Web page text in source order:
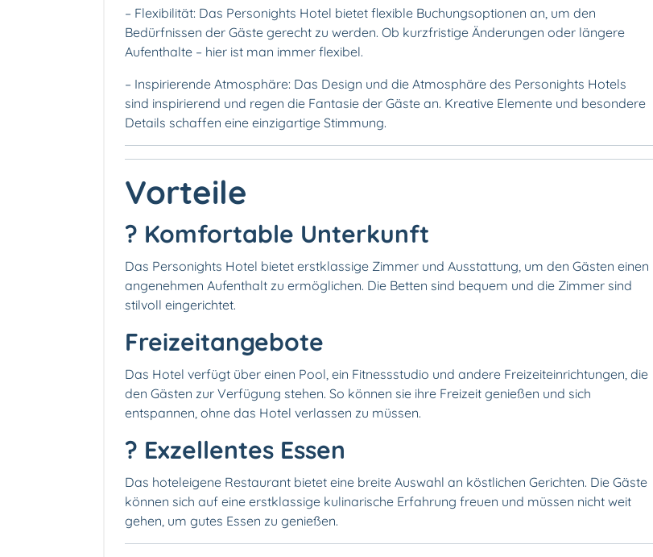
– Flexibilität: Das Personights Hotel bietet flexible Buchungsoptionen an, um den
Bedürfnissen der Gäste gerecht zu werden. Ob kurzfristige Änderungen oder längere
Aufenthalte – hier ist man immer flexibel.
– Inspirierende Atmosphäre: Das Design und die Atmosphäre des Personights Hotels
sind inspirierend und regen die Fantasie der Gäste an. Kreative Elemente und besondere
Details schaffen eine einzigartige Stimmung.
Vorteile
? Komfortable Unterkunft
Das Personights Hotel bietet erstklassige Zimmer und Ausstattung, um den Gästen einen
angenehmen Aufenthalt zu ermöglichen. Die Betten sind bequem und die Zimmer sind
stilvoll eingerichtet.
Freizeitangebote
Das Hotel verfügt über einen Pool, ein Fitnessstudio und andere Freizeiteinrichtungen, die
den Gästen zur Verfügung stehen. So können sie ihre Freizeit genießen und sich
entspannen, ohne das Hotel verlassen zu müssen.
? Exzellentes Essen
Das hoteleigene Restaurant bietet eine breite Auswahl an köstlichen Gerichten. Die Gäste
können sich auf eine erstklassige kulinarische Erfahrung freuen und müssen nicht weit
gehen, um gutes Essen zu genießen.